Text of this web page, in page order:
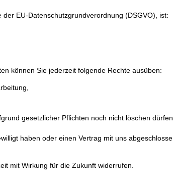
EU-Datenschutzgrundverordnung (DSGVO), ist:
können Sie jederzeit folgende Rechte ausüben:
gesetzlicher Pflichten noch nicht löschen dürfen,
haben oder einen Vertrag mit uns
mit Wirkung für die Zukunft widerrufen.